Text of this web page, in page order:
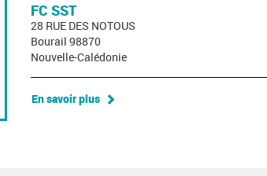
FC SST
28 RUE DES NOTOUS
Bourail 98870
Nouvelle-Calédonie
En savoir plus